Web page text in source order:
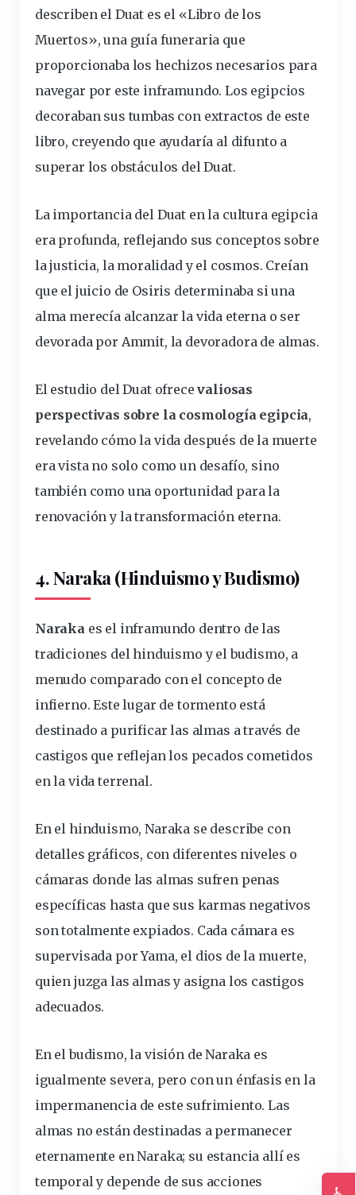
describen el Duat es el «Libro de los
Muertos», una guía funeraria que
proporcionaba los hechizos necesarios para
navegar por este inframundo. Los egipcios
decoraban sus tumbas con extractos de este
libro, creyendo que ayudaría al difunto a
superar los obstáculos del Duat.
La importancia del Duat en la cultura egipcia
era profunda, reflejando sus conceptos sobre
la justicia, la moralidad y el cosmos. Creían
que el juicio de Osiris determinaba si una
alma merecía alcanzar la vida eterna o ser
devorada por Ammit, la devoradora de almas.
El estudio del Duat ofrecevaliosas
perspectivas sobre la cosmología egipcia,
revelando cómo la vida después de la muerte
era vista no solo como un desafío, sino
también como una oportunidad para la
renovación y la transformación eterna.
4. Naraka (Hinduismo y Budismo)
Naraka es el inframundo dentro de las
tradiciones del hinduismo y el budismo, a
menudo comparado con el concepto de
infierno. Este lugar de tormento está
destinado a purificar las almas a través de
castigos que reflejan los pecados cometidos
en la vida terrenal.
En el hinduismo, Naraka se describe con
detalles gráficos, con diferentes niveles o
cámaras donde las almas sufren penas
específicas hasta que sus karmas negativos
son totalmente expiados. Cada cámara es
supervisada por Yama, el dios de la muerte,
quien juzga las almas y asigna los castigos
adecuados.
En el budismo, la visión de Naraka es
igualmente severa, pero con un énfasis en la
impermanencia de este sufrimiento. Las
almas no están destinadas a permanecer
eternamente en Naraka; su estancia allí es
temporal y depende de sus acciones